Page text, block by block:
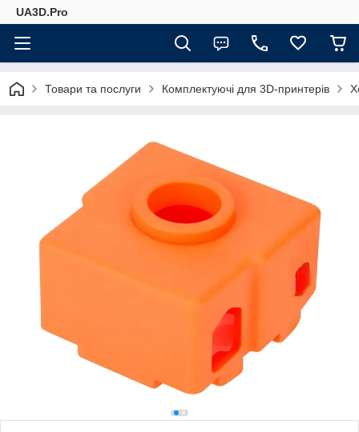
UA3D.Pro
Товари та послуги Комплектуючі для 3D-принтерів